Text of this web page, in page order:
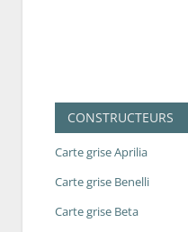
CONSTRUCTEURS
Carte grise Aprilia
Carte grise Benelli
Carte grise Beta